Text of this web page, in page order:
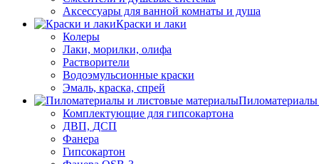
Аксессуары для ванной комнаты и душа
Краски и лаки
Колеры
Лаки, морилки, олифа
Растворители
Водоэмульсионные краски
Эмаль, краска, спрей
Комплектующие для гипсокартона
ДВП, ДСП
Фанера
Гипсокартон